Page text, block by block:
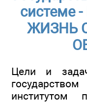
системе
ЖИЗНЬ
Цели и
институтом